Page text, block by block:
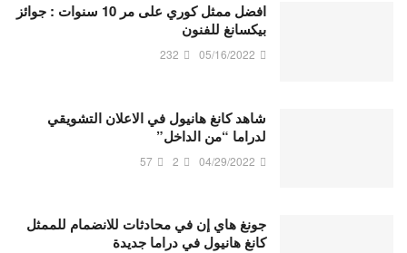
افضل ممثل كوري على مر 10 سنوات : جوائز
بيكسانغ للفنون
05/16/2022
232
شاهد كانغ هانيول في الاعلان التشويقي
لدراما “من الداخل”
04/29/2022
2
57
جونغ هاي إن في محادثات للانضمام للممثل
كانغ هانيول في دراما جديدة